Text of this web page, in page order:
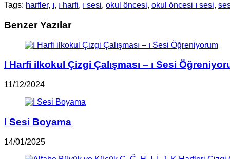
Tags: harfler, ı, ı harfi, ı sesi, okul öncesi, okul öncesi ı sesi,
Benzer Yazılar
I Harfi ilkokul Çizgi Çalışması – ı Sesi
11/12/2024
I Sesi Boyama
14/01/2025